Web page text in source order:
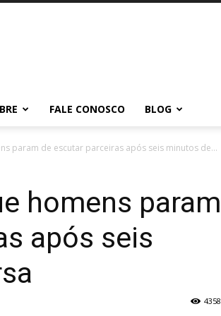
FALE CONOSCO BLOG
param de escutar parceiras após seis minutos de...
homens param
após seis
4358